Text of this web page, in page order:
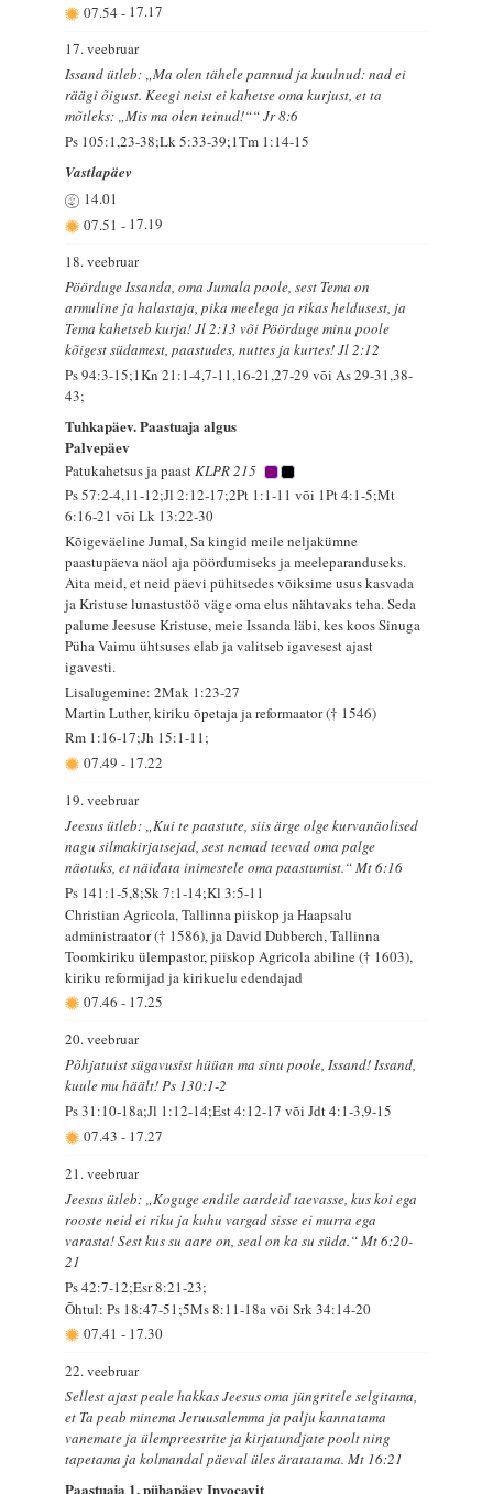
07.54- 17.17
17. veebruar
Issand ütleb: „Ma olen tähele pannud ja kuulnud: nad ei
räägi õigust. Keegi neist ei kahetse oma kurjust, et ta
mõtleks: „Mis ma olen teinud!““ Jr 8:6
Ps 105:1,23-38;Lk 5:33-39;1Tm 1:14-15
Vastlapäev
14.01
07.51- 17.19
18. veebruar
Pöörduge Issanda, oma Jumala poole, sest Tema on
armuline ja halastaja, pika meelega ja rikas heldusest, ja
Tema kahetseb kurja! Jl 2:13 või Pöörduge minu poole
kõigest südamest, paastudes, nuttes ja kurtes! Jl 2:12
Ps 94:3-15;1Kn 21:1-4,7-11,16-21,27-29 või As 29-31,38-
43;
Tuhkapäev. Paastuaja algus
Palvepäev
Patukahetsus ja paast KLPR 215
Ps 57:2-4,11-12;Jl 2:12-17;2Pt 1:1-11 või 1Pt 4:1-5;Mt
6:16-21 või Lk 13:22-30
Kõigeväeline Jumal, Sa kingid meile neljakümne
paastupäeva näol aja pöördumiseks ja meeleparanduseks.
Aita meid, et neid päevi pühitsedes võiksime usus kasvada
ja Kristuse lunastustöö väge oma elus nähtavaks teha. Seda
palume Jeesuse Kristuse, meie Issanda läbi, kes koos Sinuga
Püha Vaimu ühtsuses elab ja valitseb igavesest ajast
igavesti.
Lisalugemine: 2Mak 1:23-27
Martin Luther, kiriku õpetaja ja reformaator († 1546)
Rm 1:16-17;Jh 15:1-11;
07.49- 17.22
19. veebruar
Jeesus ütleb: „Kui te paastute, siis ärge olge kurvanäolised
nagu silmakirjatsejad, sest nemad teevad oma palge
näotuks, et näidata inimestele oma paastumist.“ Mt 6:16
Ps 141:1-5,8;Sk 7:1-14;Kl 3:5-11
Christian Agricola, Tallinna piiskop ja Haapsalu
administraator († 1586), ja David Dubberch, Tallinna
Toomkiriku ülempastor, piiskop Agricola abiline († 1603),
kiriku reformijad ja kirikuelu edendajad
07.46- 17.25
20. veebruar
Põhjatuist sügavusist hüüan ma sinu poole, Issand! Issand,
kuule mu häält! Ps 130:1-2
Ps 31:10-18a;Jl 1:12-14;Est 4:12-17 või Jdt 4:1-3,9-15
07.43- 17.27
21. veebruar
Jeesus ütleb: „Koguge endile aardeid taevasse, kus koi ega
rooste neid ei riku ja kuhu vargad sisse ei murra ega
varasta! Sest kus su aare on, seal on ka su süda.“ Mt 6:20-
21
Ps 42:7-12;Esr 8:21-23;
Õhtul: Ps 18:47-51;5Ms 8:11-18a või Srk 34:14-20
07.41- 17.30
22. veebruar
Sellest ajast peale hakkas Jeesus oma jüngritele selgitama,
et Ta peab minema Jeruusalemma ja palju kannatama
vanemate ja ülempreestrite ja kirjatundjate poolt ning
tapetama ja kolmandal päeval üles äratatama. Mt 16:21
Paastuaja 1. pühapäev Invocavit